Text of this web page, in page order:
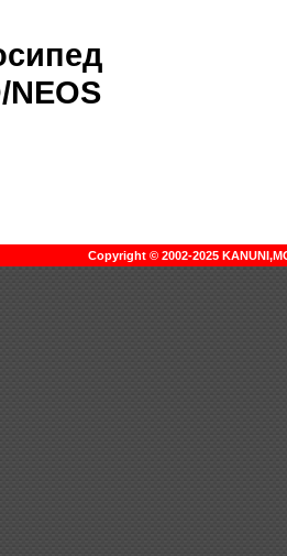
NEOS
Copyright © 2002-2025